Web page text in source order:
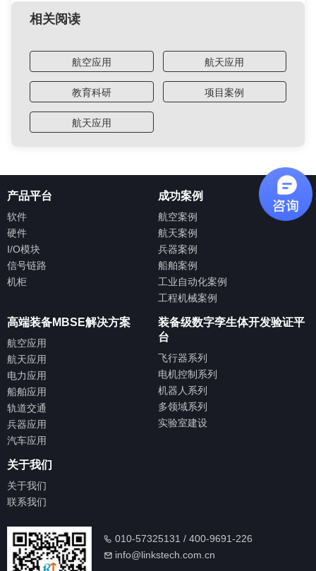
相关阅读
航空应用 航天应用
教育科研 项目案例
航天应用
产品平台
软件
硬件
I/O模块
信号链路
机柜
成功案例
航空案例
航天案例
兵器案例
船舶案例
工业自动化案例
工程机械案例
高端装备MBSE解决方案
航空应用
航天应用
电力应用
船舶应用
轨道交通
兵器应用
汽车应用
装备级数字孪生体开发验证平
台
飞行器系列
电机控制系列
机器人系列
多领域系列
实验室建设
关于我们
关于我们
联系我们
010-57325131 / 400-9691-226
info@linkstech.com.cn